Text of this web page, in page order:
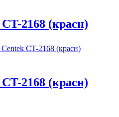
2168 (красн)
2168 (красн)